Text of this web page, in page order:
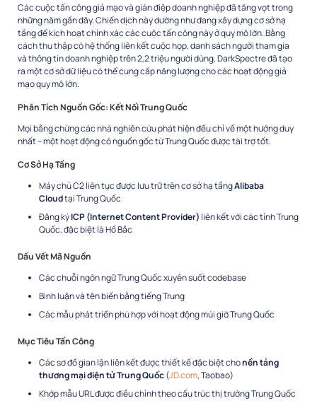
Các cuộc tấn công giả mạo và gián điệp doanh nghiệp đã tăng vọt trong
những năm gần đây. Chiến dịch này dường như đang xây dựng cơ sở hạ
tầng để kích hoạt chính xác các cuộc tấn công này ở quy mô lớn. Bằng
cách thu thập có hệ thống liên kết cuộc họp, danh sách người tham gia
và thông tin doanh nghiệp trên 2,2 triệu người dùng, DarkSpectre đã tạo
ra một cơ sở dữ liệu có thể cung cấp năng lượng cho các hoạt động giả
mạo quy mô lớn.​
Phân Tích Nguồn Gốc: Kết Nối Trung Quốc
Mọi bằng chứng các nhà nghiên cứu phát hiện đều chỉ về một hướng duy
nhất – một hoạt động có nguồn gốc từ Trung Quốc được tài trợ tốt.​
Cơ Sở Hạ Tầng
Máy chủ C2 liên tục được lưu trữ trên cơ sở hạ tầngAlibaba
Cloudtại Trung Quốc​
Đăng kýICP (Internet Content Provider) liên kết với các tỉnh Trung
Quốc, đặc biệt là Hồ Bắc​
Dấu Vết Mã Nguồn
Các chuỗi ngôn ngữ Trung Quốc xuyên suốt codebase​
Bình luận và tên biến bằng tiếng Trung​
Các mẫu phát triển phù hợp với hoạt động múi giờ Trung Quốc​
Mục Tiêu Tấn Công
Các sơ đồ gian lận liên kết được thiết kế đặc biệt chonền tảng
thương mại điện tử Trung Quốc(JD.com, Taobao)​
Khớp mẫu URL được điều chỉnh theo cấu trúc thị trường Trung Quốc​